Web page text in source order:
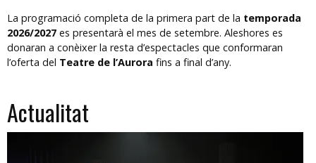
La programació completa de la primera part de la temporada
2026/2027 es presentarà el mes de setembre. Aleshores es
donaran a conèixer la resta d’espectacles que conformaran
l’oferta del Teatre de l’Aurora fins a final d’any.
Actualitat